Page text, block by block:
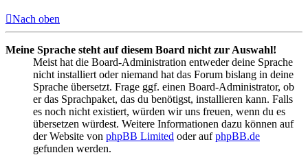
Nach oben
Meine Sprache steht auf diesem Board nicht zur Auswahl!
Meist hat die Board-Administration entweder deine Sprache
nicht installiert oder niemand hat das Forum bislang in deine
Sprache übersetzt. Frage ggf. einen Board-Administrator, ob
er das Sprachpaket, das du benötigst, installieren kann. Falls
es noch nicht existiert, würden wir uns freuen, wenn du es
übersetzen würdest. Weitere Informationen dazu können auf
der Website von phpBB Limited oder aufphpBB.de
gefunden werden.